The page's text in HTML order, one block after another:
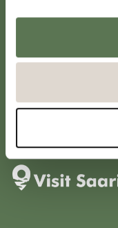
Sivulantie 11, PL 13